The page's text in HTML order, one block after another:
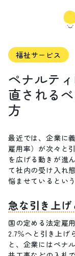
福祉サービス
ペナルテ
直される
方
最近では、企業に
雇用率）が次々と
を広げる動きが進
て社内の受け入れ
悩ませているとい
急な引き上
国の定める法定雇
2.7％へと引き上げ
と、企業にはペナ